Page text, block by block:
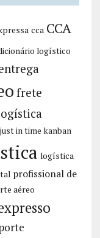
cca CCA
logístico
frete
just in time kanban
logística
profissional de
aéreo